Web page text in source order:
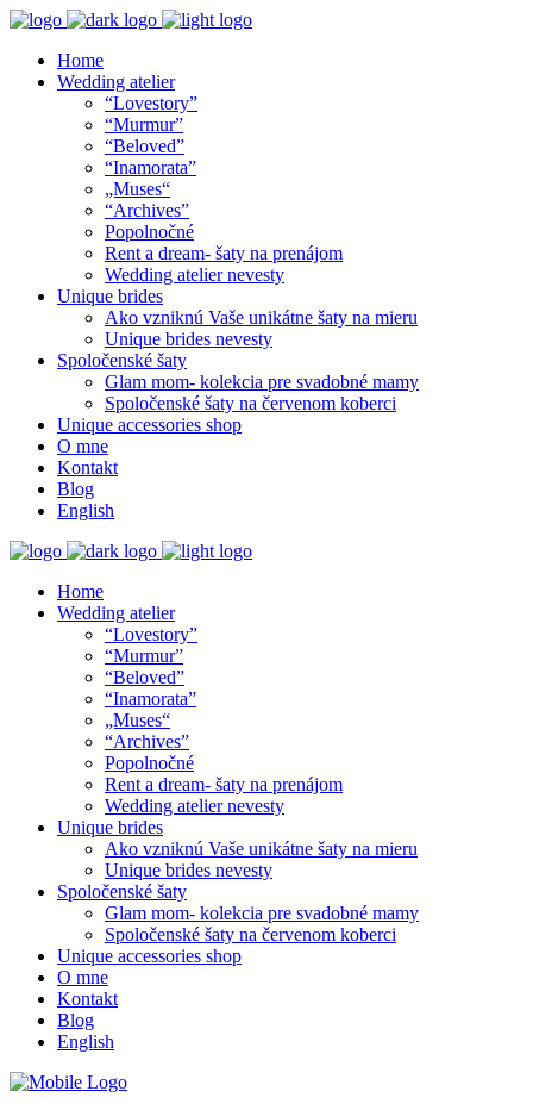
Home
Wedding atelier
“Lovestory”
“Murmur”
“Beloved”
“Inamorata”
„Muses“
“Archives”
Popolnočné
Rent a dream- šaty na prenájom
Wedding atelier nevesty
Unique brides
Ako vzniknú Vaše unikátne šaty na mieru
Unique brides nevesty
Spoločenské šaty
Glam mom- kolekcia pre svadobné mamy
Spoločenské šaty na červenom koberci
Unique accessories shop
O mne
Kontakt
Blog
English
Home
Wedding atelier
“Lovestory”
“Murmur”
“Beloved”
“Inamorata”
„Muses“
“Archives”
Popolnočné
Rent a dream- šaty na prenájom
Wedding atelier nevesty
Unique brides
Ako vzniknú Vaše unikátne šaty na mieru
Unique brides nevesty
Spoločenské šaty
Glam mom- kolekcia pre svadobné mamy
Spoločenské šaty na červenom koberci
Unique accessories shop
O mne
Kontakt
Blog
English